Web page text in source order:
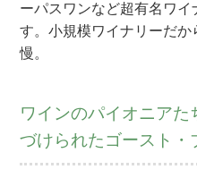
ーパスワンなど超有名ワイ
す。小規模ワイナリーだ
慢。
ワインのパイオニアた
づけられたゴースト・